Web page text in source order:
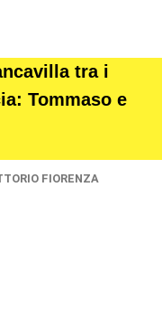
tra i
Tommaso e
FIORENZA